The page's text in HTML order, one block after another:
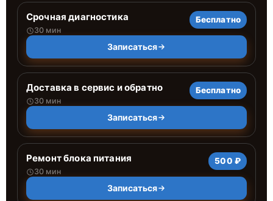
Срочная диагностика
30 мин
Бесплатно
Записаться
Доставка в сервис и обратно
30 мин
Бесплатно
Записаться
Ремонт блока питания
30 мин
500 ₽
Записаться